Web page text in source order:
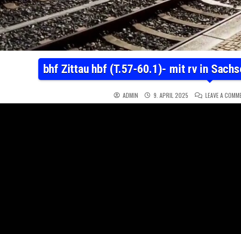
bhf Zittau hbf (T.57-60.1)- mit rv in
ADMIN 9. APRIL 2025 LEAVE A